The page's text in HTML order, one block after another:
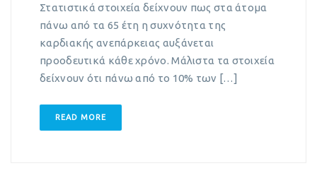
Στατιστικά στοιχεία δείχνουν πως στα άτομα
πάνω από τα 65 έτη η συχνότητα της
καρδιακής ανεπάρκειας αυξάνεται
προοδευτικά κάθε χρόνο. Μάλιστα τα στοιχεία
δείχνουν ότι πάνω από το 10% των […]
READ MORE